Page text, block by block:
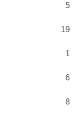
5
19
1
6
8